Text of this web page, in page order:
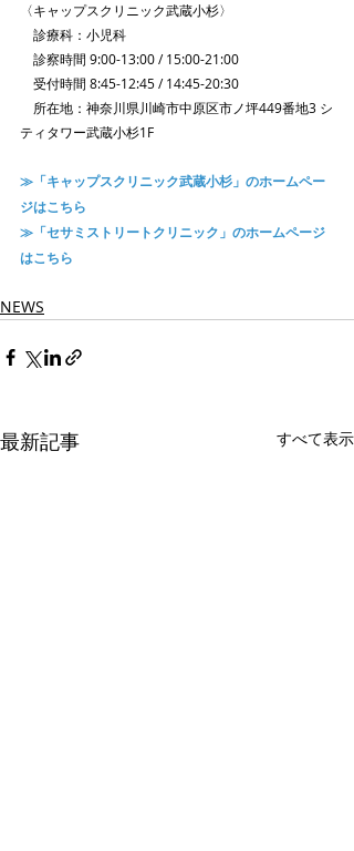
〈キャップスクリニック武蔵小杉〉
診療科：小児科
診察時間 9:00-13:00 / 15:00-21:00
受付時間 8:45-12:45 / 14:45-20:30
所在地：神奈川県川崎市中原区市ノ坪449番地3 シ
ティタワー武蔵小杉1F
≫「キャップスクリニック武蔵小杉」のホームペー
ジはこちら
≫「セサミストリートクリニック」のホームページ
はこちら
NEWS
最新記事 すべて表示